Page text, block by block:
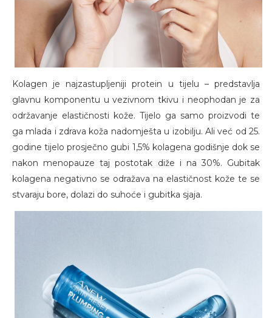
Kolagen je najzastupljeniji protein u tijelu – predstavlja
glavnu komponentu u vezivnom tkivu i neophodan je za
održavanje elastičnosti kože. Tijelo ga samo proizvodi te
ga mlada i zdrava koža nadomješta u izobilju. Ali već od 25.
godine tijelo prosječno gubi 1,5% kolagena godišnje dok se
nakon menopauze taj postotak diže i na 30%. Gubitak
kolagena negativno se odražava na elastičnost kože te se
stvaraju bore, dolazi do suhoće i gubitka sjaja.